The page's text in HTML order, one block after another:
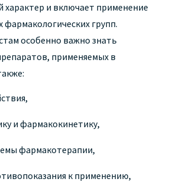
характер и включает применение
групп.
особенно важно знать
применяемых в
и фармакокинетику,
фармакотерапии,
к применению,